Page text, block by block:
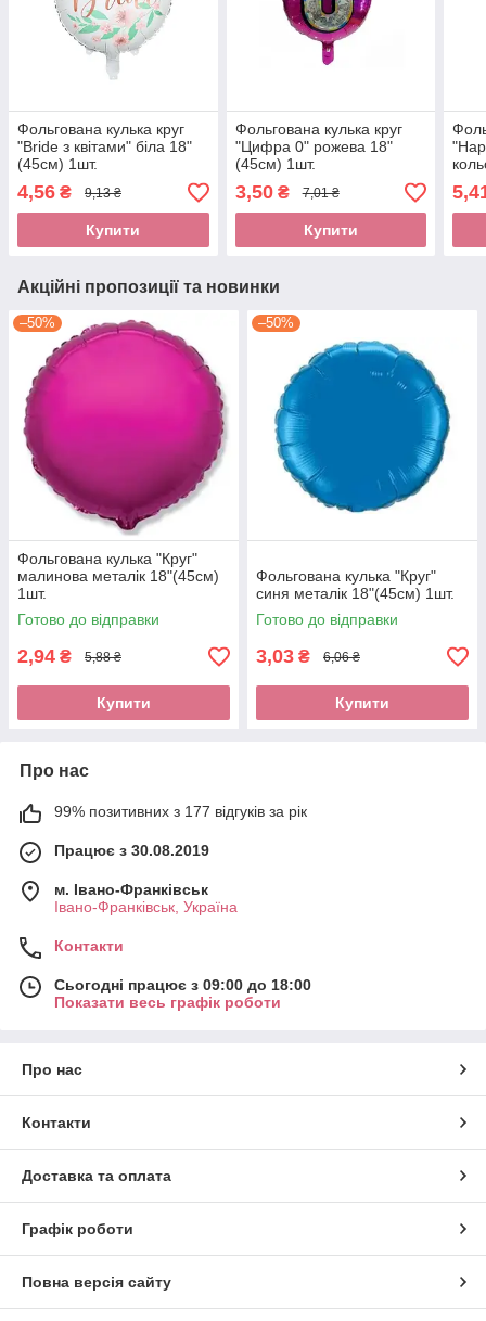
Фольгована кулька круг
"Bride з квітами" біла 18"
(45см) 1шт.
4,56 ₴ 9,13 ₴
Купити
Фольгована кулька круг
"Цифра 0" рожева 18"
(45см) 1шт.
3,50₴ 7,01 ₴
Купити
Акційні пропозиції та новинки
–50%
Фольгована кулька "Круг"
малинова металік 18"(45см)
1шт.
Готово до відправки
2,94 ₴ 5,88 ₴
Купити
–50%
Фольгована кулька "Круг"
синя металік 18"(45см) 1шт.
Готово до відправки
3,03 ₴ 6,06 ₴
Купити
Про нас
99% позитивних з 177 відгуків за рік
Працює з 30.08.2019
м. Івано-Франківськ
Івано-Франківськ, Україна
Контакти
Сьогодні працює з 09:00 до 18:00
Показати весь графік роботи
Про нас
Контакти
Доставка та оплата
Графік роботи
Повна версія сайту